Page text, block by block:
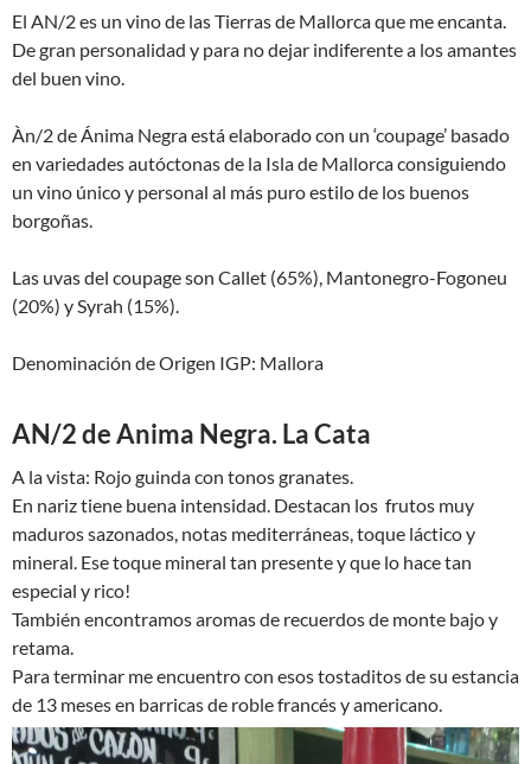
El AN/2 es un vino de las Tierras de Mallorca que me encanta.
De gran personalidad y para no dejar indiferente a los amantes
del buen vino.
Àn/2 de Ánima Negra está elaborado con un ‘coupage’ basado
en variedades autóctonas de la Isla de Mallorca consiguiendo
un vino único y personal al más puro estilo de los buenos
borgoñas.
Las uvas del coupage son Callet (65%), Mantonegro-Fogoneu
(20%) y Syrah (15%).
Denominación de Origen IGP: Mallora
AN/2 de Anima Negra. La Cata
A la vista: Rojo guinda con tonos granates.
En nariz tiene buena intensidad. Destacan los frutos muy
maduros sazonados, notas mediterráneas, toque láctico y
mineral. Ese toque mineral tan presente y que lo hace tan
especial y rico!
También encontramos aromas de recuerdos de monte bajo y
retama.
Para terminar me encuentro con esos tostaditos de su estancia
de 13 meses en barricas de roble francés y americano.